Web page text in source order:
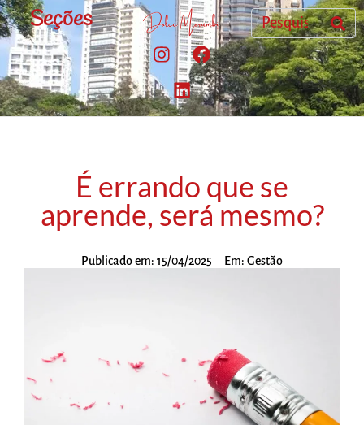
Seções
É errando que se
aprende, será mesmo?
Publicado em: 15/04/2025 Em: Gestão